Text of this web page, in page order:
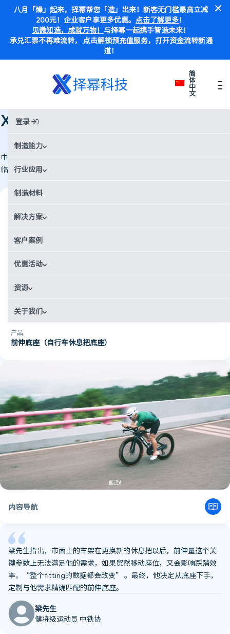
八月「燥」起来，择幂帮您「造」出来！新客无门槛最高立减
200元！企业客户享更多优惠。 点击了解更多！
见微知造，成就万物！ 与择幂一起携手智造未来！
承兑汇票不再难流转， 点击解锁预充值服务，打开资金流转新通
道！
简
体
中
文
登录
制造能力
行业应用
制造材料
解决方案
客户案例
优惠活动
资源
关于我们
Xometry择幂科技与铁三健将：打破
定制部件的标准化困局
中铁协健将级运动员、IRONMAN 官方教练梁先生因标准化自行车部件面
临 fitting 问题。借助 Xometry 择幂科技 的 CNC 加工服务，他生产了精
确匹配需求的定制前伸底座，无需昂贵的开模费用，实现一件起订。
运动
国家
使用场景
CNC加工
产品
前伸底座（自行车休息把底座）
梁先生指出，市面上的车架在更换新的休息把以后，前伸量这个关
键参数上无法满足他的需求，如果贸然移动座位，又会影响踩踏效
率，“整个fitting的数据都会改变” 。最终，他决定从底座下手，
定制与他需求精确匹配的前伸底座。
梁先生
健将级运动员 中铁协
内容导航